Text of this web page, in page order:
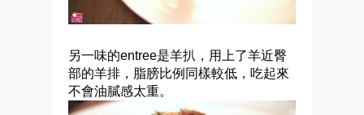
另一味的entree是羊扒，用上了羊近臀
部的羊排，脂膀比例同樣較低，吃起來
不會油膩感太重。